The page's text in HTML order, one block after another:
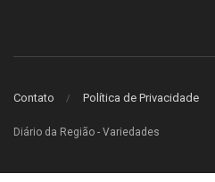
Contato Política de Privacidade
Diário da Região - Variedades